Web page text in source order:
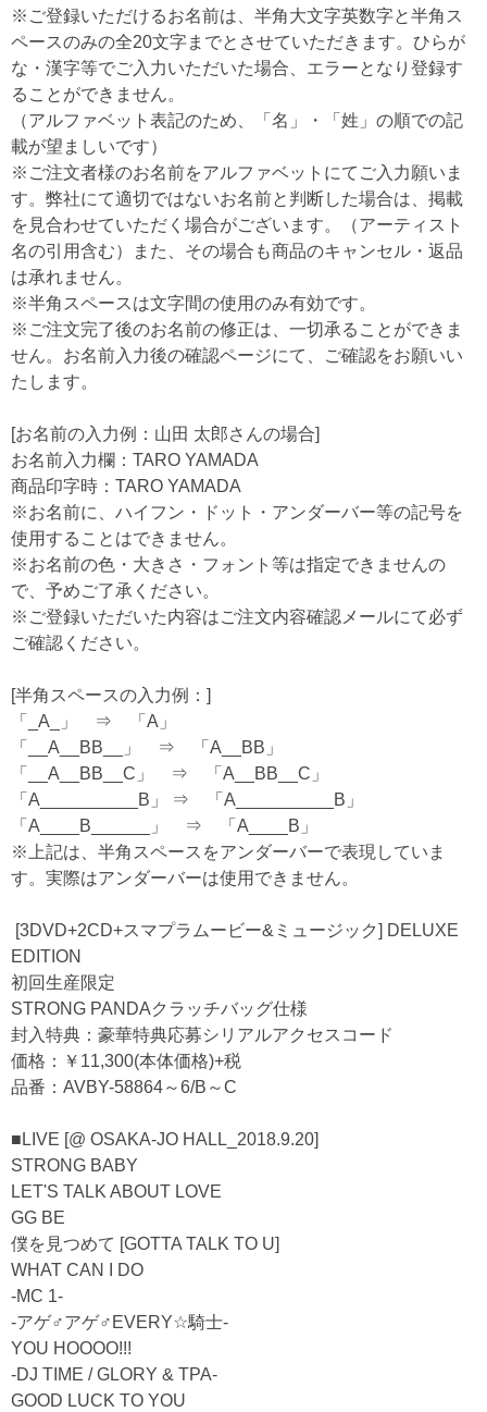
※ご登録いただけるお名前は、半角大文字英数字と半角ス
ペースのみの全20文字までとさせていただきます。ひらが
な・漢字等でご入力いただいた場合、エラーとなり登録す
ることができません。
（アルファベット表記のため、「名」・「姓」の順での記
載が望ましいです）
※ご注文者様のお名前をアルファベットにてご入力願いま
す。弊社にて適切ではないお名前と判断した場合は、掲載
を見合わせていただく場合がございます。（アーティスト
名の引用含む）また、その場合も商品のキャンセル・返品
は承れません。
※半角スペースは文字間の使用のみ有効です。
※ご注文完了後のお名前の修正は、一切承ることができま
せん。お名前入力後の確認ページにて、ご確認をお願いい
たします。
[お名前の入力例：山田 太郎さんの場合]
お名前入力欄：TARO YAMADA
商品印字時：TARO YAMADA
※お名前に、ハイフン・ドット・アンダーバー等の記号を
使用することはできません。
※お名前の色・大きさ・フォント等は指定できませんの
で、予めご了承ください。
※ご登録いただいた内容はご注文内容確認メールにて必ず
ご確認ください。
[半角スペースの入力例：]
「_A_」 ⇒ 「A」
「__A__BB__」 ⇒ 「A__BB」
「__A__BB__C」 ⇒ 「A__BB__C」
「A__________B」 ⇒ 「A__________B」
「A____B______」 ⇒ 「A____B」
※上記は、半角スペースをアンダーバーで表現していま
す。実際はアンダーバーは使用できません。
[3DVD+2CD+スマプラムービー&ミュージック] DELUXE
EDITION
初回生産限定
STRONG PANDAクラッチバッグ仕様
封入特典：豪華特典応募シリアルアクセスコード
価格：￥11,300(本体価格)+税
品番：AVBY-58864～6/B～C
■LIVE [@ OSAKA-JO HALL_2018.9.20]
STRONG BABY
LET'S TALK ABOUT LOVE
GG BE
僕を見つめて [GOTTA TALK TO U]
WHAT CAN I DO
-MC 1-
-アゲ♂アゲ♂EVERY☆騎士-
YOU HOOOO!!!
-DJ TIME / GLORY & TPA-
GOOD LUCK TO YOU